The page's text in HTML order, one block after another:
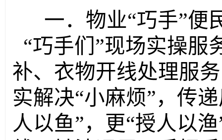
一．物业“巧手”便
“巧手们”现场实操服
补、衣物开线处理服
实解决“小麻烦”，传
人以鱼”，更“授人以